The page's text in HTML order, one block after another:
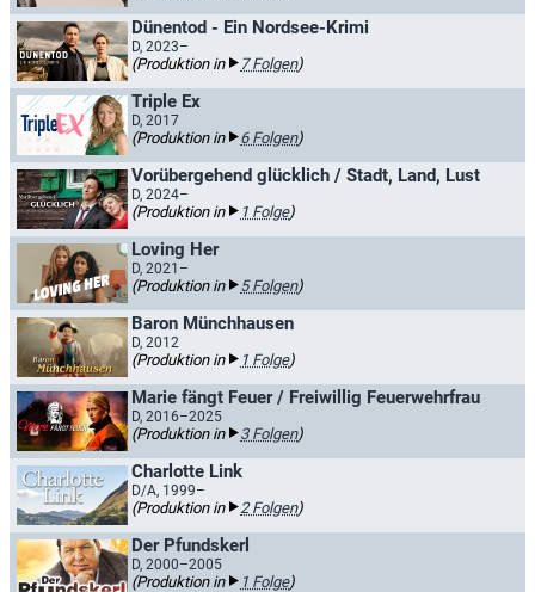
Dünentod - Ein Nordsee-Krimi
D, 2023–
(Produktion in 7 Folgen)
Triple Ex
D, 2017
(Produktion in 6 Folgen)
Vorübergehend glücklich / Stadt, Land, Lust
D, 2024–
(Produktion in 1 Folge)
Loving Her
D, 2021–
(Produktion in 5 Folgen)
Baron Münchhausen
D, 2012
(Produktion in 1 Folge)
Marie fängt Feuer / Freiwillig Feuerwehrfrau
D, 2016–2025
(Produktion in 3 Folgen)
Charlotte Link
D/A, 1999–
(Produktion in 2 Folgen)
Der Pfundskerl
D, 2000–2005
(Produktion in 1 Folge)